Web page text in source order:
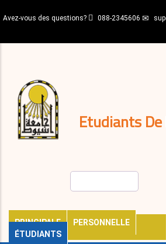
au
principal
Avez-vous des questions? 088-2345606
Etudiants De
PRINCIPALE
PERSONNELLE
ÉTUDIANTS
décisions
Expatriés
Journal